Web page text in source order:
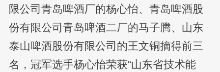
限公司青岛啤酒厂的杨心怡、青岛啤酒股
份有限公司青岛啤酒二厂的马子腾、山东
泰山啤酒股份有限公司的王文铜摘得前三
名，冠军选手杨心怡荣获“山东省技术能